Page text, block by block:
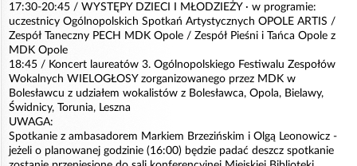
17:30-20:45 / WYSTĘPY DZIECI I MŁODZIEŻY · w programie:
uczestnicy Ogólnopolskich Spotkań Artystycznych OPOLE ARTIS /
Zespół Taneczny PECH MDK Opole / Zespół Pieśni i Tańca Opole z
MDK Opole
18:45 / Koncert laureatów 3. Ogólnopolskiego Festiwalu Zespołów
Wokalnych WIELOGŁOSY zorganizowanego przez MDK w
Bolesławcu z udziałem wokalistów z Bolesławca, Opola, Bielawy,
Świdnicy, Torunia, Leszna
UWAGA:
Spotkanie z ambasadorem Markiem Brzezińskim i Olgą Leonowicz -
jeżeli o planowanej godzinie (16:00) będzie padać deszcz spotkanie